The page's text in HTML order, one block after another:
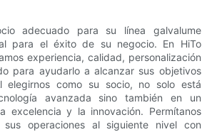
adecuado para su línea galvalume
para el éxito de su negocio. En HiTo
experiencia, calidad, personalización
para ayudarlo a alcanzar sus objetivos
elegirnos como su socio, no solo está
avanzada sino también en un
excelencia y la innovación. Permítanos
operaciones al siguiente nivel con